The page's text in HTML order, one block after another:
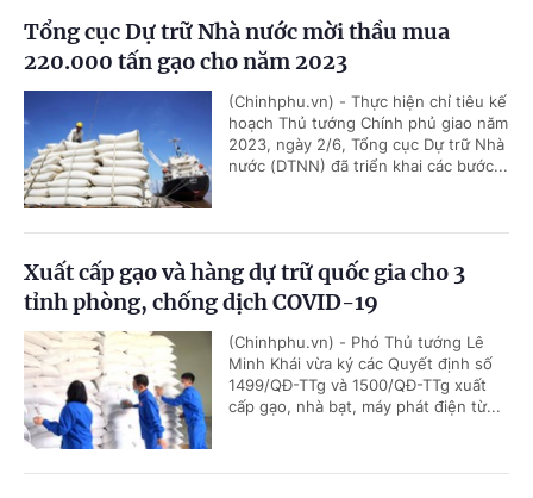
Tổng cục Dự trữ Nhà nước mời thầu mua
220.000 tấn gạo cho năm 2023
(Chinhphu.vn) - Thực hiện chỉ tiêu kế
hoạch Thủ tướng Chính phủ giao năm
2023, ngày 2/6, Tổng cục Dự trữ Nhà
nước (DTNN) đã triển khai các bước...
Xuất cấp gạo và hàng dự trữ quốc gia cho 3
tỉnh phòng, chống dịch COVID-19
(Chinhphu.vn) - Phó Thủ tướng Lê
Minh Khái vừa ký các Quyết định số
1499/QĐ-TTg và 1500/QĐ-TTg xuất
cấp gạo, nhà bạt, máy phát điện từ...